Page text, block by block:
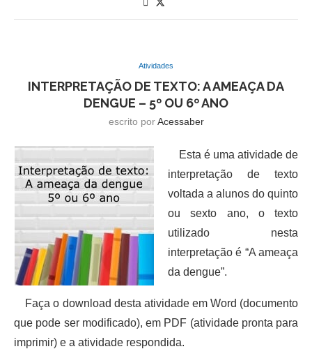
Atividades
INTERPRETAÇÃO DE TEXTO: A AMEAÇA DA
DENGUE – 5º OU 6º ANO
escrito porAcessaber
Esta é uma atividade de
interpretação de texto
voltada a alunos do quinto
ou sexto ano, o texto
utilizado nesta
interpretação é “A ameaça
da dengue”.
Faça o download desta atividade em Word (documento
que pode ser modificado), em PDF (atividade pronta para
imprimir) e a atividade respondida.